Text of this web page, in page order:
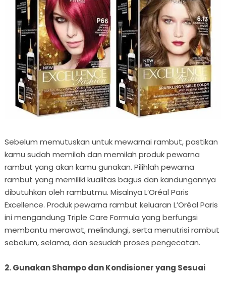
Sebelum memutuskan untuk mewarnai rambut, pastikan
kamu sudah memilah dan memilah produk pewarna
rambut yang akan kamu gunakan. Pilihlah pewarna
rambut yang memiliki kualitas bagus dan kandungannya
dibutuhkan oleh rambutmu. Misalnya L’Oréal Paris
Excellence. Produk pewarna rambut keluaran L’Oréal Paris
ini mengandung Triple Care Formula yang berfungsi
membantu merawat, melindungi, serta menutrisi rambut
sebelum, selama, dan sesudah proses pengecatan.
2. Gunakan Shampo dan Kondisioner yang Sesuai